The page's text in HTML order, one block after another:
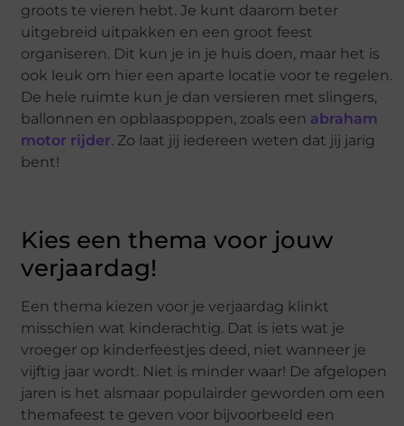
groots te vieren hebt. Je kunt daarom beter
uitgebreid uitpakken en een groot feest
organiseren. Dit kun je in je huis doen, maar het is
ook leuk om hier een aparte locatie voor te regelen.
De hele ruimte kun je dan versieren met slingers,
ballonnen en opblaaspoppen, zoals een abraham
motor rijder. Zo laat jij iedereen weten dat jij jarig
bent!
Kies een thema voor jouw
verjaardag!
Een thema kiezen voor je verjaardag klinkt
misschien wat kinderachtig. Dat is iets wat je
vroeger op kinderfeestjes deed, niet wanneer je
vijftig jaar wordt. Niet is minder waar! De afgelopen
jaren is het alsmaar populairder geworden om een
themafeest te geven voor bijvoorbeeld een